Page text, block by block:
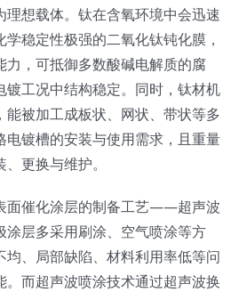
理想载体。钛在含氧环境中会迅速
稳定性极强的二氧化钛钝化膜，
力，可抵御多数酸碱电解质的腐
镀工况中结构稳定。同时，钛材机
能被加工成板状、网状、带状等多
电镀槽的安装与使用需求，且重量
更换与维护。
面催化涂层的制备工艺——超声波
涂层多采用刷涂、空气喷涂等方
均、局部缺陷、材料利用率低等问
。而超声波喷涂技术通过超声波换